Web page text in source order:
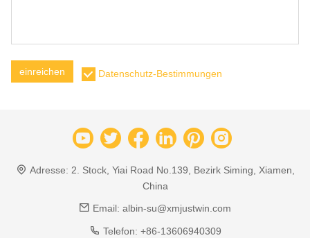
einreichen Datenschutz-Bestimmungen
Adresse: 2. Stock, Yiai Road No.139, Bezirk Siming, Xiamen,
China
Email: albin-su@xmjustwin.com
Telefon: +86-13606940309